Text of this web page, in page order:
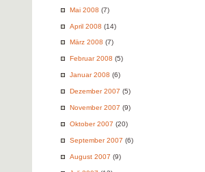
Mai 2008 (7)
April 2008 (14)
März 2008 (7)
Februar 2008 (5)
Januar 2008 (6)
Dezember 2007 (5)
November 2007 (9)
Oktober 2007 (20)
September 2007 (6)
August 2007 (9)